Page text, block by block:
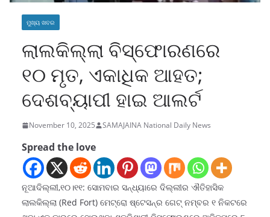
ମୁଖ୍ୟ ଖବର
ଲାଲକିଲ୍ଲା ବିସ୍ଫୋରଣରେ
୧୦ ମୃତ, ଏକାଧିକ ଆହତ;
ଦେଶବ୍ୟାପୀ ହାଇ ଆଲର୍ଟ
November 10, 2025 SAMAJAINA National Daily News
Spread the love
ନୂଆଦିଲ୍ଲୀ,୧୦।୧୧: ସୋମବାର ସନ୍ଧ୍ୟାରେ ଦିଲ୍ଲୀର ଐତିହାସିକ
ଲାଲକିଲ୍ଲା (Red Fort) ମେଟ୍ରୋ ଷ୍ଟେସନ୍ର ଗେଟ୍ ନମ୍ବର ୧ ନିକଟରେ